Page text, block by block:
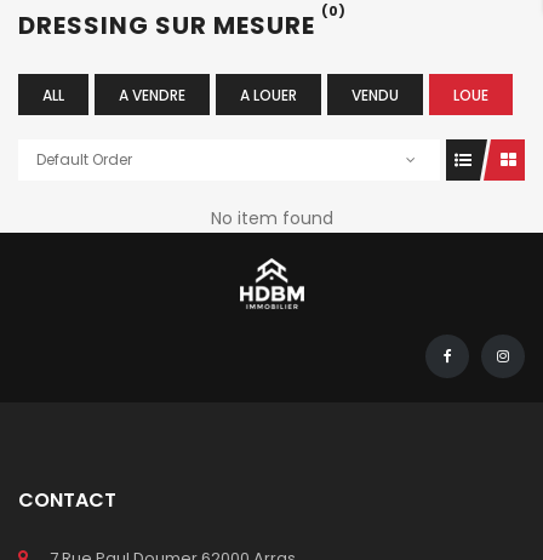
DRESSING SUR MESURE (0)
ALL A VENDRE A LOUER VENDU LOUE
Default Order
No item found
CONTACT